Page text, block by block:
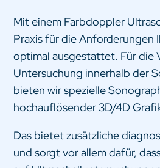
Mit einem Farbdoppler
Praxis für die Anforderungen
optimal ausgestattet. Für die
Untersuchung innerhalb der
bieten wir spezielle
hochauflösender 3D/4D
Das bietet zusätzliche
und sorgt vor allem dafür,